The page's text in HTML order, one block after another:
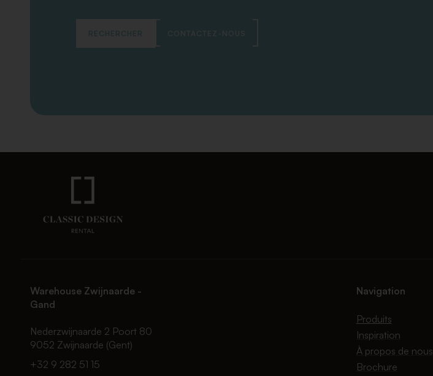
RECHERCHER CONTACTEZ-NOUS
Warehouse Zwijnaarde -
Gand
Nederzwijnaarde 2 Poort 80
9052 Zwijnaarde (Gent)
+32 9 282 51 15
Navigation
Produits
Inspiration
À propos de nous
Brochure